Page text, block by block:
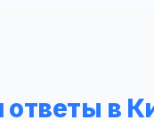
ответы в